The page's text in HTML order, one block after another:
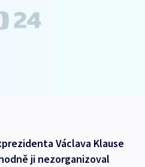
Václava Klause
ji nezorganizoval